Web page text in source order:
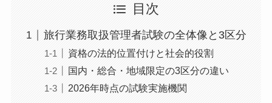
目次
旅行業務取扱管理者試験の全体像と3区分
資格の法的位置付けと社会的役割
国内・総合・地域限定の3区分の違い
2026年時点の試験実施機関